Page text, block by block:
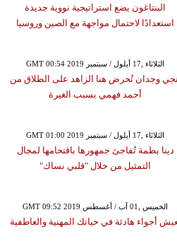
البنتاغون يضع استراتيجية نووية جديدة
استعدادًا لاحتمال مواجهة مع الصين وروسيا
GMT 00:54 2019 الثلاثاء ,17 أيلول / سبتمبر
وجدان تُحرض هنا الزاهد على الطلاق من
أحمد فهمي بسبب الغيرة
GMT 01:00 2019 الثلاثاء ,17 أيلول / سبتمبر
دينا بطمة تُفاجئ جمهورها باقتحامها لمجال
التمثيل من خلال "قلبي نساك"
GMT 09:52 2019 الخميس ,01 آب / أغسطس
أجواء هادئة في حياتك المهنية والعاطفية